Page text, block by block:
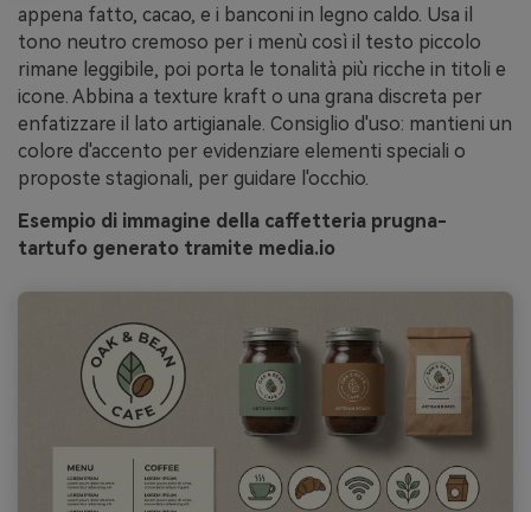
appena fatto, cacao, e i banconi in legno caldo. Usa il
tono neutro cremoso per i menù così il testo piccolo
rimane leggibile, poi porta le tonalità più ricche in titoli e
icone. Abbina a texture kraft o una grana discreta per
enfatizzare il lato artigianale. Consiglio d'uso: mantieni un
colore d'accento per evidenziare elementi speciali o
proposte stagionali, per guidare l'occhio.
Esempio di immagine della caffetteria prugna-
tartufo generato tramite media.io